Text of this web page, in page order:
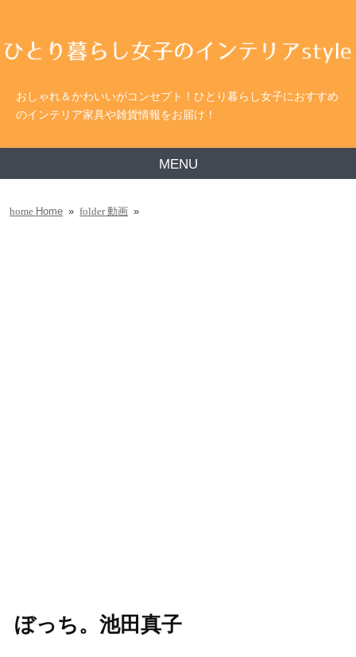
おしゃれ＆かわいいがコンセプト！ひとり暮らし女子におすすめ
のインテリア家具や雑貨情報をお届け！
MENU
home Home » folder動画 »
ぼっち。池田真子